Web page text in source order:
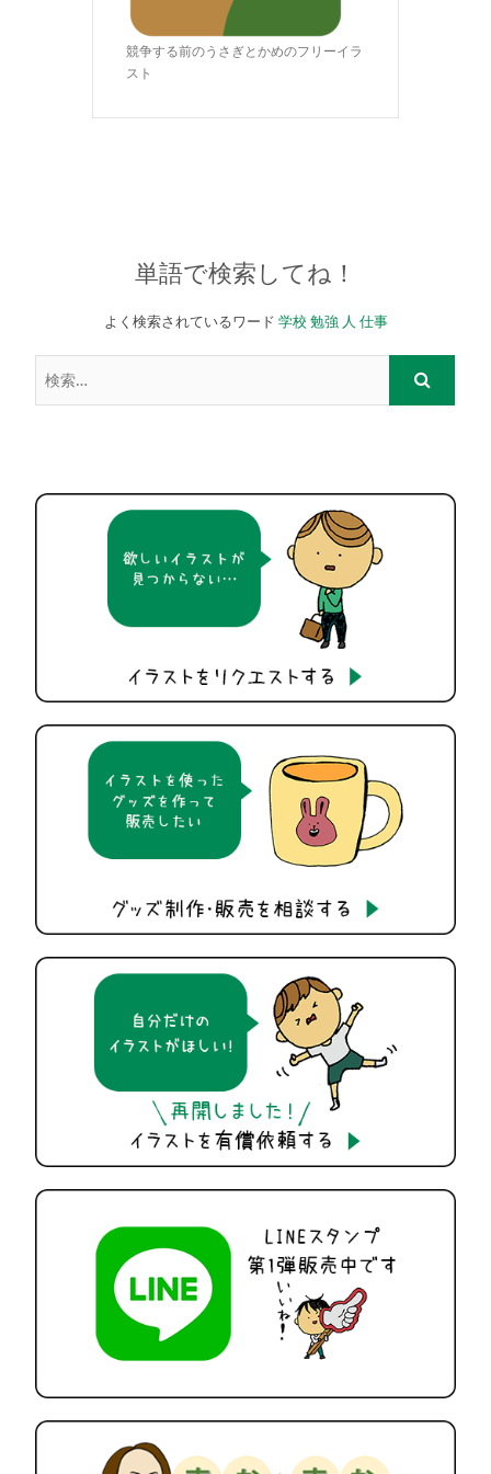
競争する前のうさぎとかめのフリーイラ
スト
単語で検索してね！
よく検索されているワード 学校 勉強 人 仕事